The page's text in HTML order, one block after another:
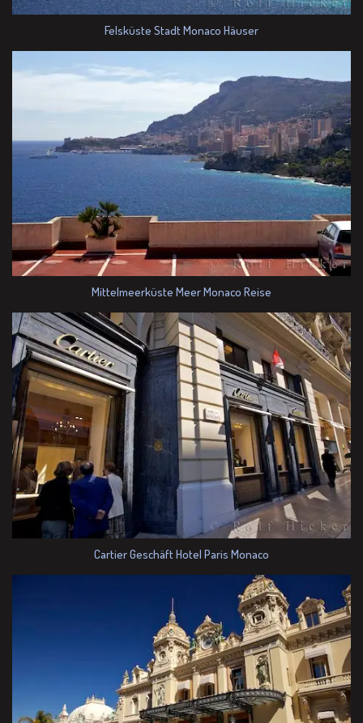
Felsküste Stadt Monaco Häuser
Mittelmeerküste Meer Monaco Reise
Cartier Geschäft Hotel Paris Monaco